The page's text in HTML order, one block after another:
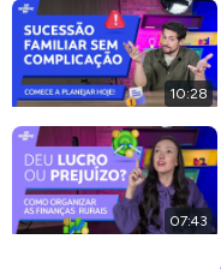
10:28
07:43